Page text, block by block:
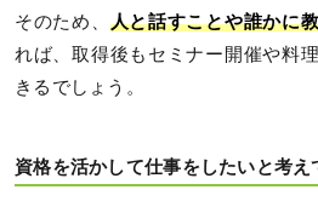
そのため、 人と話すことや誰かに
れば、取得後もセミナー開催や料
きるでしょう。
資格を活かして仕事をしたいと考え